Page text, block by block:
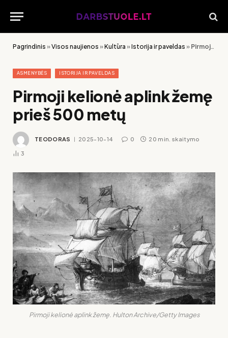
Pagrindinis »Visos naujienos »Kultūra »Istorija ir paveldas » Pirmoji kelionė aplink žemę prieš 500 metų
ASMENYBĖS ISTORIJA IR PAVELDAS
Pirmoji kelionė aplink žemę
prieš 500 metų
TEODORAS 2025-10-14 0 20 min. skaitymo
3
Pirmoji kelionė aplink žemę. Hulton Archive/Getty Images